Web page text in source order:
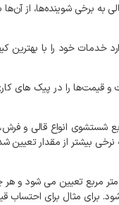
به برخی شوینده‌ها، از آن‌ها
خدمات خود را با بهترین
و قیمت‌ها را در پیک‌ های
شستشوی انواع قالی و فرش،
نرخی بیشتر از مقدار تعیین
متر مربع تعیین می شود و هر
. برای مثال برای احتساب